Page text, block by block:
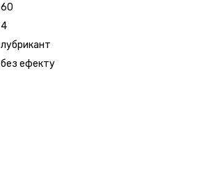
60
4
лубрикант
без ефекту